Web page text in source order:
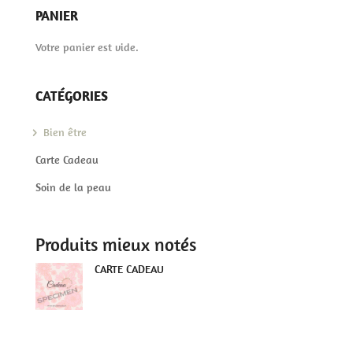
PANIER
Votre panier est vide.
CATÉGORIES
Bien être
Carte Cadeau
Soin de la peau
Produits mieux notés
CARTE CADEAU